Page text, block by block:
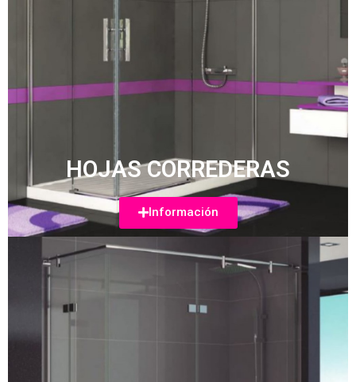
HOJAS CORREDERAS
Información